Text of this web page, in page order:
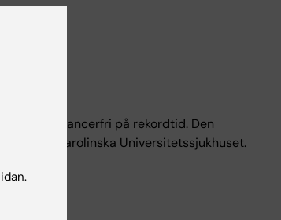
blivit cancerfri på rekordtid. Den
och Karolinska Universitetssjukhuset.